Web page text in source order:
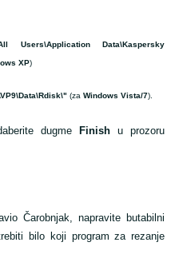
Users\Application Data\Kaspersky
XP)
(zaWindows Vista/7).
dugme Finish u prozoru
Čarobnjak, napravite butabilni
bilo koji program za rezanje